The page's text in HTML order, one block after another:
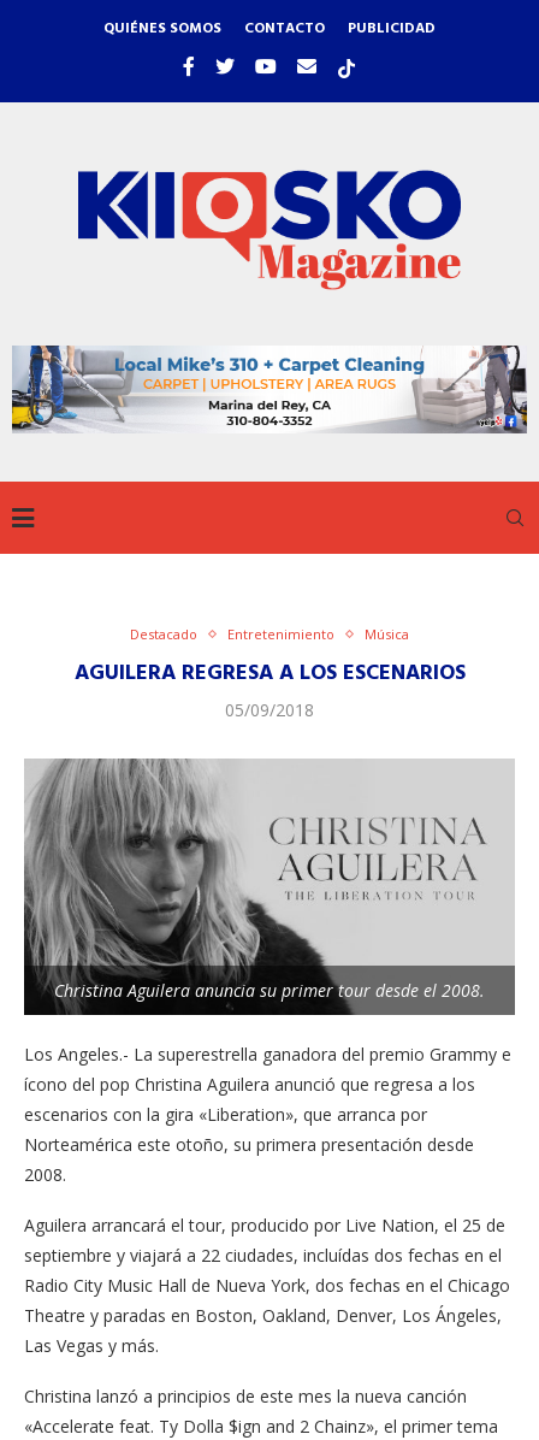
QUIÉNES SOMOS CONTACTO PUBLICIDAD
Destacado Entretenimiento Música
AGUILERA REGRESA A LOS ESCENARIOS
05/09/2018
Christina Aguilera anuncia su primer tour desde el 2008.
Los Angeles.- La superestrella ganadora del premio Grammy e
ícono del pop Christina Aguilera anunció que regresa a los
escenarios con la gira «Liberation», que arranca por
Norteamérica este otoño, su primera presentación desde
2008.
Aguilera arrancará el tour, producido por Live Nation, el 25 de
septiembre y viajará a 22 ciudades, incluídas dos fechas en el
Radio City Music Hall de Nueva York, dos fechas en el Chicago
Theatre y paradas en Boston, Oakland, Denver, Los Ángeles,
Las Vegas y más.
Christina lanzó a principios de este mes la nueva canción
«Accelerate feat. Ty Dolla $ign and 2 Chainz», el primer tema